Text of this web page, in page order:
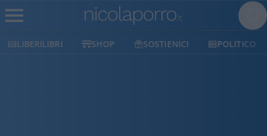
LIBERILIBRI SHOP SOSTIENICI POLITICO